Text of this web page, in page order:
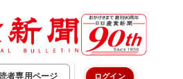
者専用ページ ログイン